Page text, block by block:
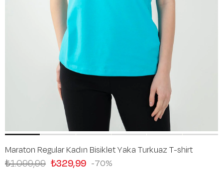
Maraton Regular Kadın Bisiklet Yaka Turkuaz T-shirt
70
₺1.099,99 ₺329,99